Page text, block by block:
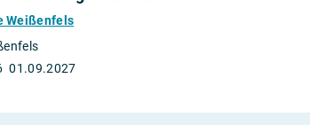
Weißenfels
01.09.2027